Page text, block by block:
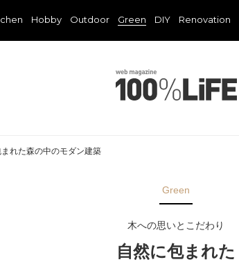
Hobby Outdoor Green DIY Renovation
れた森の中のモダン建築
Green
木への思いとこだわり
自然に包まれた